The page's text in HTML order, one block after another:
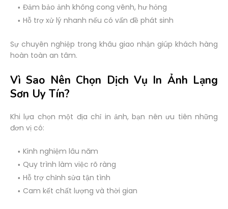
Đảm bảo ảnh không cong vênh, hư hỏng
Hỗ trợ xử lý nhanh nếu có vấn đề phát sinh
Sự chuyên nghiệp trong khâu giao nhận giúp khách hàng
hoàn toàn an tâm.
Vì Sao Nên Chọn Dịch Vụ In Ảnh Lạng
Sơn Uy Tín?
Khi lựa chọn một địa chỉ in ảnh, bạn nên ưu tiên những
đơn vị có:
Kinh nghiệm lâu năm
Quy trình làm việc rõ ràng
Hỗ trợ chỉnh sửa tận tình
Cam kết chất lượng và thời gian